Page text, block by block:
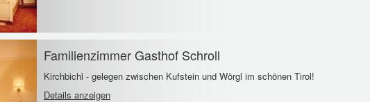
Familienzimmer Gasthof Schroll
Kirchbichl - gelegen zwischen Kufstein und Wörgl im schönen Tirol!
Details anzeigen